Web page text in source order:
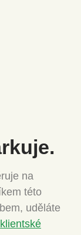
na
této
uděláte
klientské